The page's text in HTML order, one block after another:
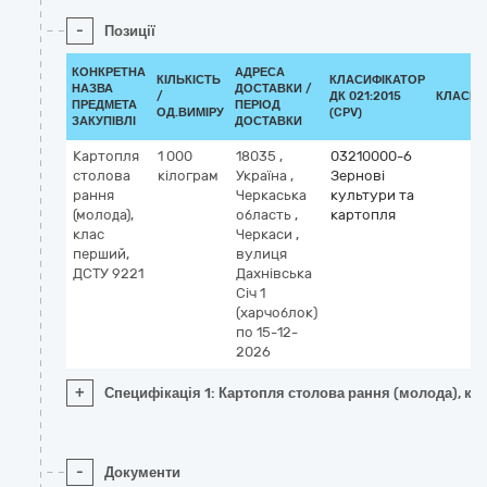
- Позиції
КОНКРЕТНА
НАЗВА
ПРЕДМЕТА
ЗАКУПІВЛІ
КІЛЬКІСТЬ
/
ОД.ВИМІРУ
АДРЕСА
ДОСТАВКИ /
ПЕРІОД
ДОСТАВКИ
КЛАСИФІКАТОР
ДК 021:2015
(CPV)
Картопля
столова
рання
(молода),
клас
перший,
ДСТУ 9221
1 000
кілограм
18035 ,
Україна ,
Черкаська
область ,
Черкаси ,
вулиця
Дахнівська
Січ 1
(харчоблок)
по 15-12-
2026
03210000-6
Зернові
культури та
картопля
+ Специфікація 1: Картопля столова рання (молода),
- Документи